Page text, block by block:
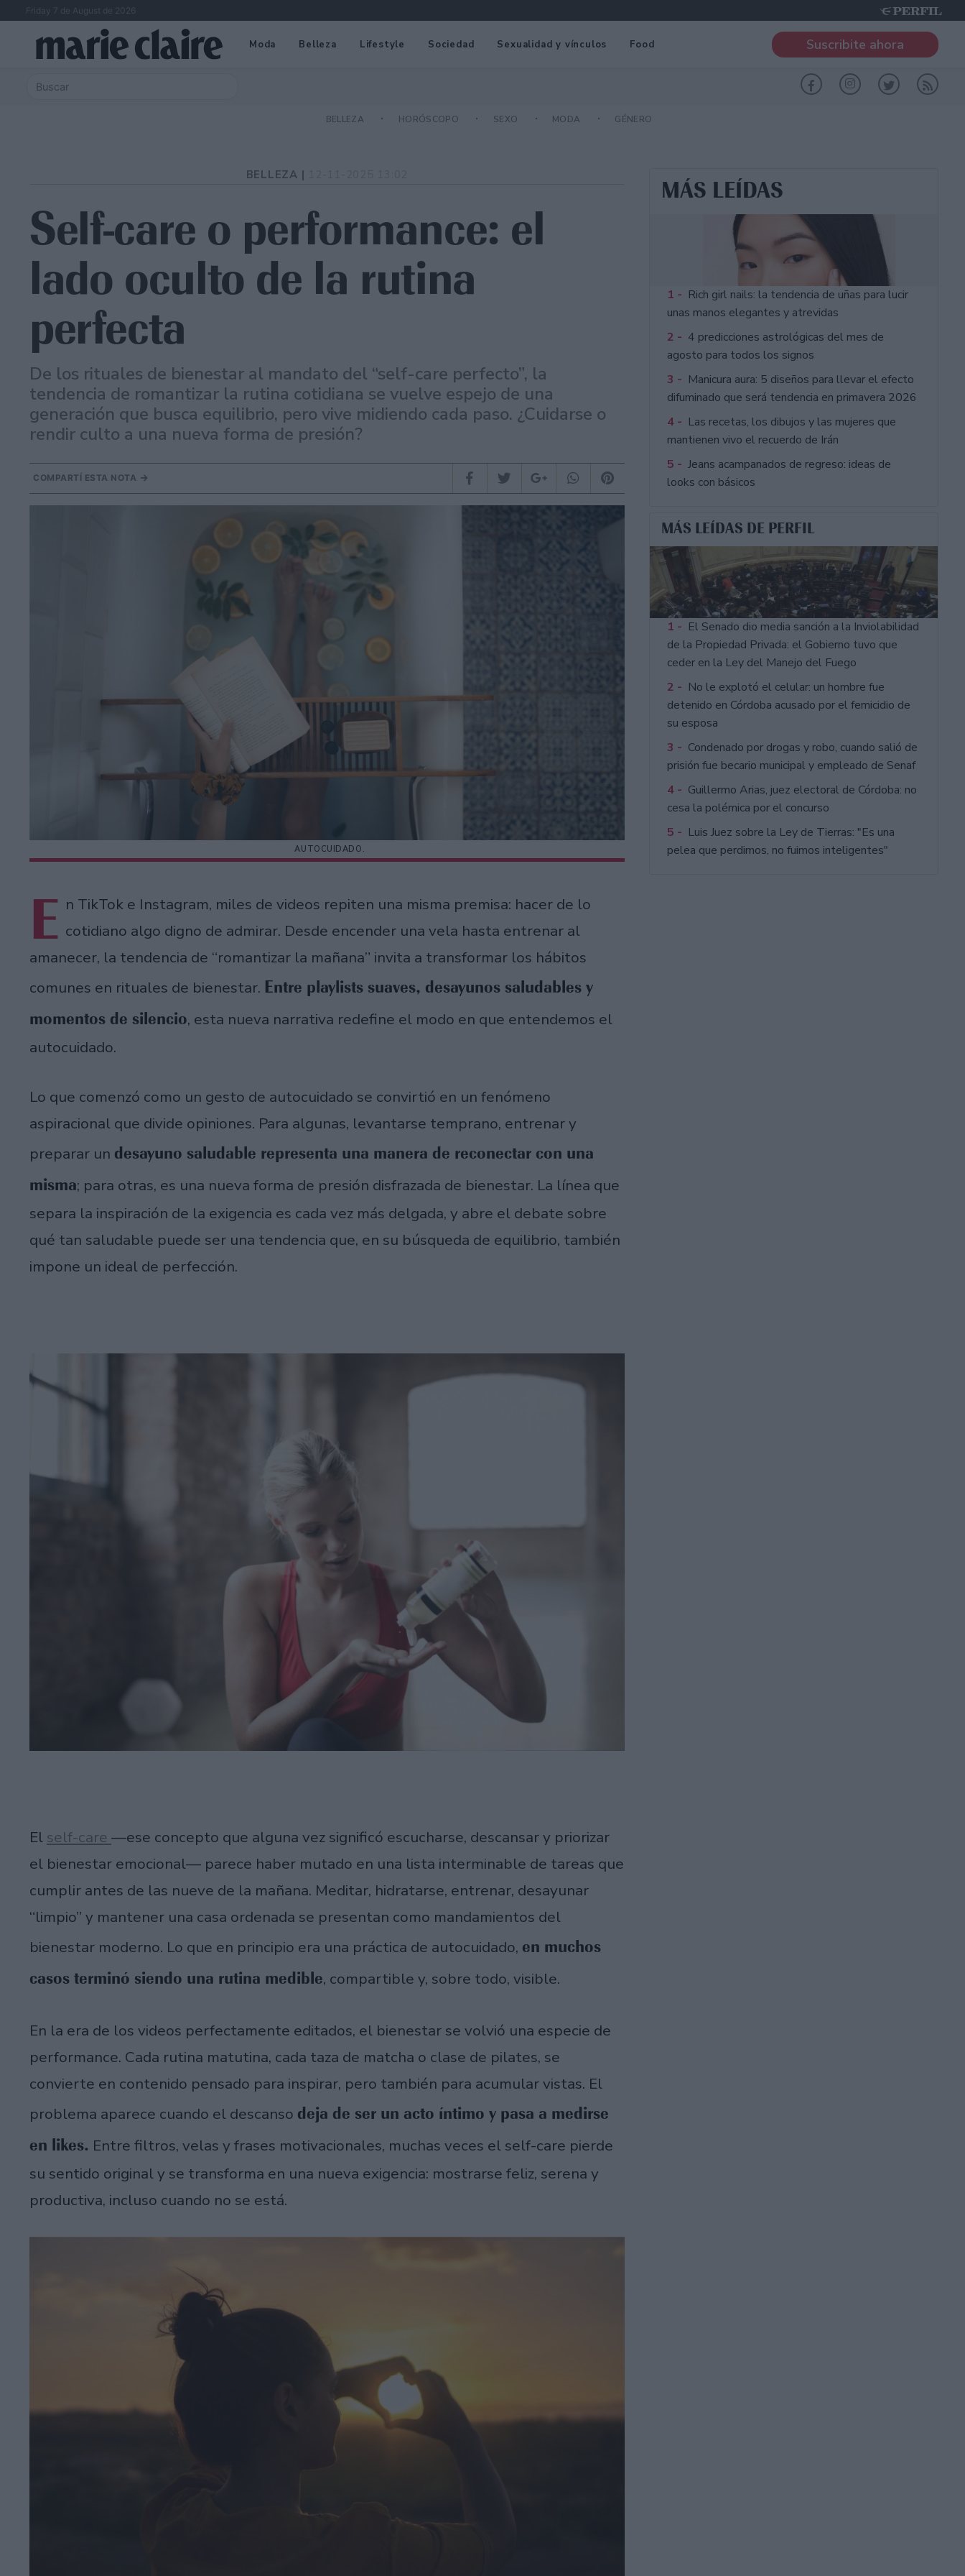
Friday 7 de August de 2026
Moda Belleza Lifestyle Sociedad Sexualidad y vínculos Food Suscribite ahora
BELLEZA HORÓSCOPO SEXO MODA GÉNERO
BELLEZA |
Self-care o performance: el
lado oculto de la rutina
perfecta
De los rituales de bienestar al mandato del “self-care perfecto”, la
tendencia de romantizar la rutina cotidiana se vuelve espejo de una
generación que busca equilibrio, pero vive midiendo cada paso. ¿Cuidarse o
rendir culto a una nueva forma de presión?
COMPARTÍ ESTA NOTA
AUTOCUIDADO.
E n TikTok e Instagram, miles de videos repiten una misma premisa: hacer de lo
cotidiano algo digno de admirar. Desde encender una vela hasta entrenar al
amanecer, la tendencia de “romantizar la mañana” invita a transformar los hábitos
comunes en rituales de bienestar. Entre playlists suaves, desayunos saludables y
momentos de silencio, esta nueva narrativa redefine el modo en que entendemos el
autocuidado.
Lo que comenzó como un gesto de autocuidado se convirtió en un fenómeno
aspiracional que divide opiniones. Para algunas, levantarse temprano, entrenar y
preparar un desayuno saludable representa una manera de reconectar con una
misma; para otras, es una nueva forma de presión disfrazada de bienestar. La línea que
separa la inspiración de la exigencia es cada vez más delgada, y abre el debate sobre
qué tan saludable puede ser una tendencia que, en su búsqueda de equilibrio, también
impone un ideal de perfección.
El self-care —ese concepto que alguna vez significó escucharse, descansar y priorizar
el bienestar emocional— parece haber mutado en una lista interminable de tareas que
cumplir antes de las nueve de la mañana. Meditar, hidratarse, entrenar, desayunar
“limpio” y mantener una casa ordenada se presentan como mandamientos del
bienestar moderno. Lo que en principio era una práctica de autocuidado, en muchos
casos terminó siendo una rutina medible, compartible y, sobre todo, visible.
En la era de los videos perfectamente editados, el bienestar se volvió una especie de
performance. Cada rutina matutina, cada taza de matcha o clase de pilates, se
convierte en contenido pensado para inspirar, pero también para acumular vistas. El
problema aparece cuando el descanso deja de ser un acto íntimo y pasa a medirse
en likes. Entre filtros, velas y frases motivacionales, muchas veces el self-care pierde
su sentido original y se transforma en una nueva exigencia: mostrarse feliz, serena y
productiva, incluso cuando no se está.
MÁS LEÍDAS
1 - Rich girl nails: la tendencia de uñas para lucir
unas manos elegantes y atrevidas
2 - 4 predicciones astrológicas del mes de
agosto para todos los signos
3 - Manicura aura: 5 diseños para llevar el efecto
difuminado que será tendencia en primavera 2026
4 - Las recetas, los dibujos y las mujeres que
mantienen vivo el recuerdo de Irán
5 - Jeans acampanados de regreso: ideas de
looks con básicos
MÁS LEÍDAS DE PERFIL
1 - El Senado dio media sanción a la Inviolabilidad
de la Propiedad Privada: el Gobierno tuvo que
ceder en la Ley del Manejo del Fuego
2 - No le explotó el celular: un hombre fue
detenido en Córdoba acusado por el femicidio de
su esposa
3 - Condenado por drogas y robo, cuando salió de
prisión fue becario municipal y empleado de Senaf
4 - Guillermo Arias, juez electoral de Córdoba: no
cesa la polémica por el concurso
5 - Luis Juez sobre la Ley de Tierras: "Es una
pelea que perdimos, no fuimos inteligentes"